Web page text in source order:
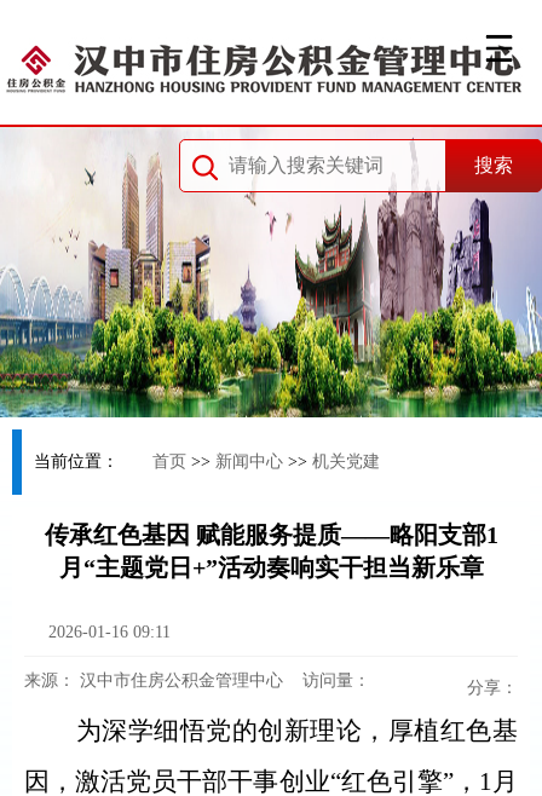
当前位置： 首页 >> 新闻中心 >> 机关党建
传承红色基因 赋能服务提质——略阳支部1
月“主题党日+”活动奏响实干担当新乐章
2026-01-16 09:11
来源： 汉中市住房公积金管理中心 访问量： 分享：
为深学细悟党的创新理论，厚植红色基
因，激活党员干部干事创业“红色引擎”，1月